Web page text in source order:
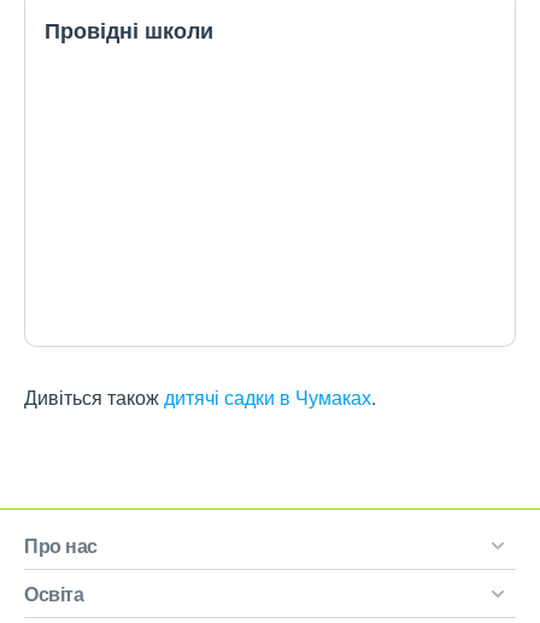
Провідні школи
Дивіться такождитячі садки в Чумаках.
Про нас
Освіта